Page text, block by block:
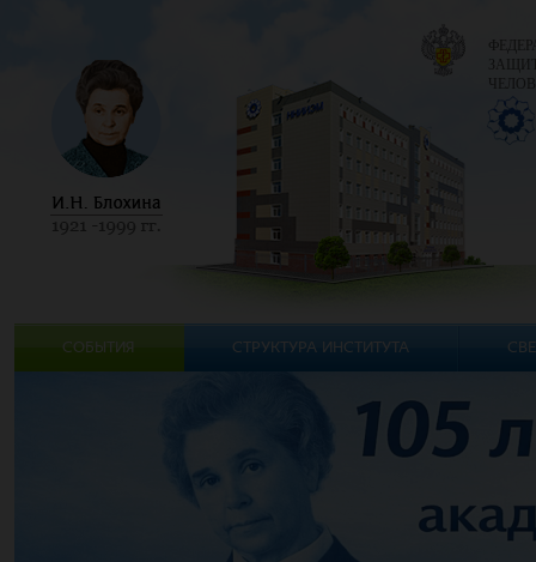
СОБЫТИЯ СТРУКТУРА ИНСТИТУТА